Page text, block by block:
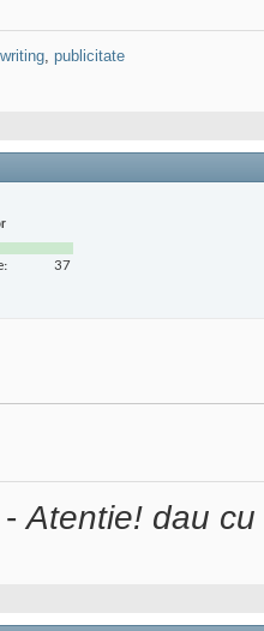
, publicitate
37
-Atentie! dau